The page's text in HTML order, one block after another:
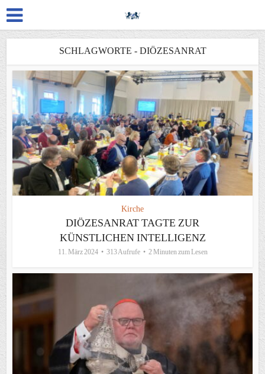
SCHLAGWORTE - DIÖZESANRAT
Kirche
DIÖZESANRAT TAGTE ZUR
KÜNSTLICHEN INTELLIGENZ
11. März 2024 313 Aufrufe 2 Minuten zum Lesen